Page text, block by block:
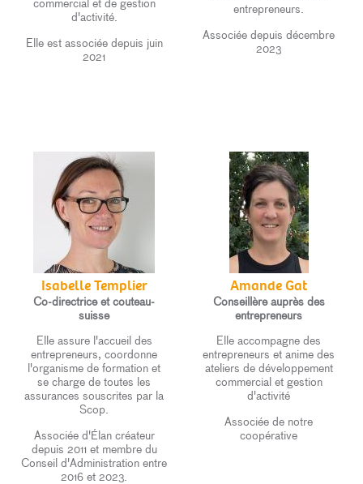
commercial et de gestion
d'activité.
Elle est associée depuis juin
2021
entrepreneurs.
Associée depuis décembre
2023
Isabelle Templier
Co-directrice et couteau-
suisse
Elle assure l'accueil des
entrepreneurs, coordonne
l'organisme de formation et
se charge de toutes les
assurances souscrites par la
Scop.
Associée d'Élan créateur
depuis 2011 et membre du
Conseil d'Administration entre
2016 et 2023.
Amande Gat
Conseillère auprès des
entrepreneurs
Elle accompagne des
entrepreneurs et anime des
ateliers de développement
commercial et gestion
d'activité
Associée de notre
coopérative